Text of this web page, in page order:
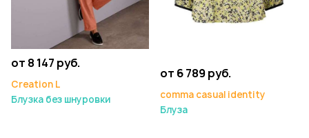
от 8 147 руб.
Creation L
Блузка без шнуровки
от 6 789 руб.
comma casual identity
Блуза